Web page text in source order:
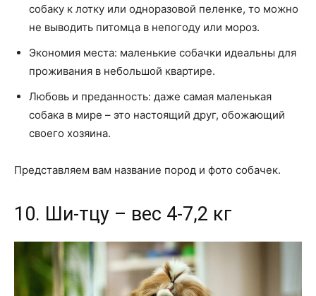
собаку к лотку или одноразовой пеленке, то можно
не выводить питомца в непогоду или мороз.
Экономия места: маленькие собачки идеальны для
проживания в небольшой квартире.
Любовь и преданность: даже самая маленькая
собака в мире – это настоящий друг, обожающий
своего хозяина.
Представляем вам название пород и фото собачек.
10. Ши-тцу – вес 4-7,2 кг